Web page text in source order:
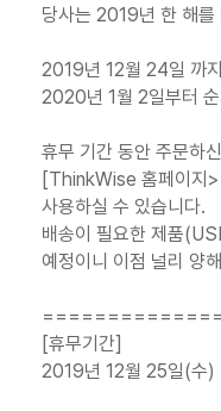
당사는 2019년 한 해
2019년 12월 24일 까
2020년 1월 2일부터
휴무 기간 동안 주문하
[ThinkWise 홈페이지>
사용하실 수 있습니다.
배송이 필요한 제품
예정이니 이점 널리 양
[휴무기간]
2019년 12월 25일(수